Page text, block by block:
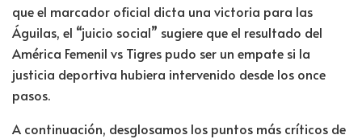
que el marcador oficial dicta una victoria para las
Águilas, el “juicio social” sugiere que el resultado del
América Femenil vs Tigres pudo ser un empate si la
justicia deportiva hubiera intervenido desde los once
pasos.
A continuación, desglosamos los puntos más críticos de